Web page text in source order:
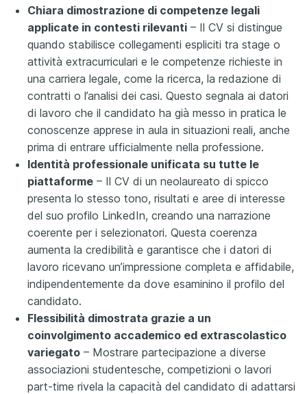
Chiara dimostrazione di competenze legali
applicate in contesti rilevanti – Il CV si distingue
quando stabilisce collegamenti espliciti tra stage o
attività extracurriculari e le competenze richieste in
una carriera legale, come la ricerca, la redazione di
contratti o l’analisi dei casi. Questo segnala ai datori
di lavoro che il candidato ha già messo in pratica le
conoscenze apprese in aula in situazioni reali, anche
prima di entrare ufficialmente nella professione.
Identità professionale unificata su tutte le
piattaforme – Il CV di un neolaureato di spicco
presenta lo stesso tono, risultati e aree di interesse
del suo profilo LinkedIn, creando una narrazione
coerente per i selezionatori. Questa coerenza
aumenta la credibilità e garantisce che i datori di
lavoro ricevano un’impressione completa e affidabile,
indipendentemente da dove esaminino il profilo del
candidato.
Flessibilità dimostrata grazie a un
coinvolgimento accademico ed extrascolastico
variegato – Mostrare partecipazione a diverse
associazioni studentesche, competizioni o lavori
part-time rivela la capacità del candidato di adattarsi